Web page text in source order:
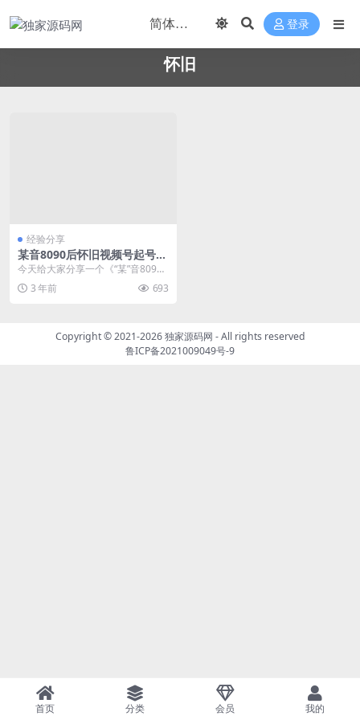
登录
怀旧
经验分享
某音8090后怀旧视频号起号涨
粉变现
今天给大家分享一个《“某”音8090
后怀旧视频号》的玩法，在这个快
节奏的时代，我...
3 年前 693
Copyright © 2021-2026独家源码网 - All rights reserved
鲁ICP备2021009049号-9
首页 分类 会员 我的